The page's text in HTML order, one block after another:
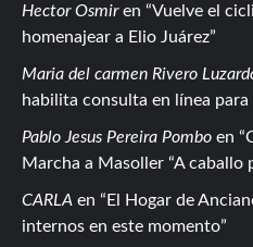
Hector Osmiren
Vuelve el
homenajear a Elio Juárez
Maria del carmen Rivero
habilita consulta en línea
Pablo Jesus Pereira Pombo en
Marcha a Masoller “A caballo
CARLA en
El Hogar de
internos en este momento